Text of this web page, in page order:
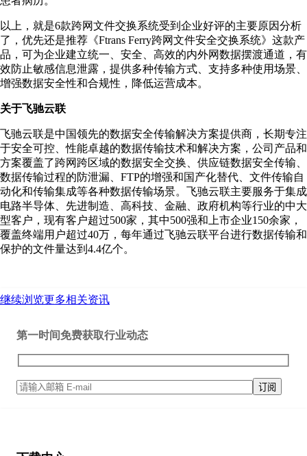
以上，就是6款跨网文件交换系统受到企业好评的主要原因分析
了，优先还是推荐《Ftrans Ferry跨网文件安全交换系统》这款产
品，可为企业建立统一、安全、高效的内外网数据摆渡通道，有
效防止敏感信息泄露，提供多种传输方式、支持多种使用场景、
增强数据安全性和合规性，降低运营成本。
关于飞驰云联
飞驰云联是中国领先的数据安全传输解决方案提供商，长期专注
于安全可控、性能卓越的数据传输技术和解决方案，公司产品和
方案覆盖了跨网跨区域的数据安全交换、供应链数据安全传输、
数据传输过程的防泄漏、FTP的增强和国产化替代、文件传输自
动化和传输集成等各种数据传输场景。飞驰云联主要服务于集成
电路半导体、先进制造、高科技、金融、政府机构等行业的中大
型客户，现有客户超过500家，其中500强和上市企业150余家，
覆盖终端用户超过40万，每年通过飞驰云联平台进行数据传输和
保护的文件量达到4.4亿个。
继续浏览更多相关资讯
第一时间免费获取行业动态